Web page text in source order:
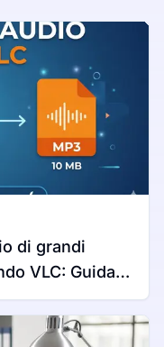
di grandi
VLC: Guida